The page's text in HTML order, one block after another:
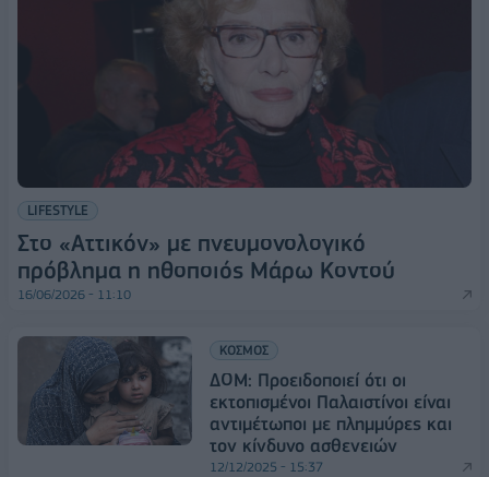
LIFESTYLE
Στο «Αττικόν» με πνευμονολογικό
πρόβλημα η ηθοποιός Μάρω Κοντού
16/06/2026 - 11:10
ΚΟΣΜΟΣ
ΔΟΜ: Προειδοποιεί ότι οι
εκτοπισμένοι Παλαιστίνοι είναι
αντιμέτωποι με πλημμύρες και
τον κίνδυνο ασθενειών
12/12/2025 - 15:37